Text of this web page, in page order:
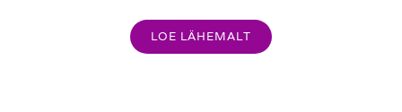
LOE LÄHEMALT